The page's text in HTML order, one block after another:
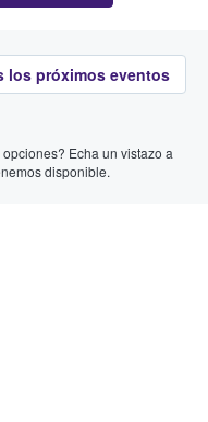
los próximos eventos
Echa un vistazo a
disponible.